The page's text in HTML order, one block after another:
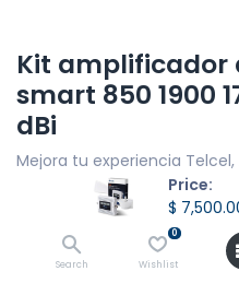
Price:
$
Search
0
Wishlist
Kit amplificador
smart 850 1900
dBi
Mejora tu experiencia
llamadas más claras,
conexión de datos fluida en
lineales para un máximo de
CARACTERÍSTICAS